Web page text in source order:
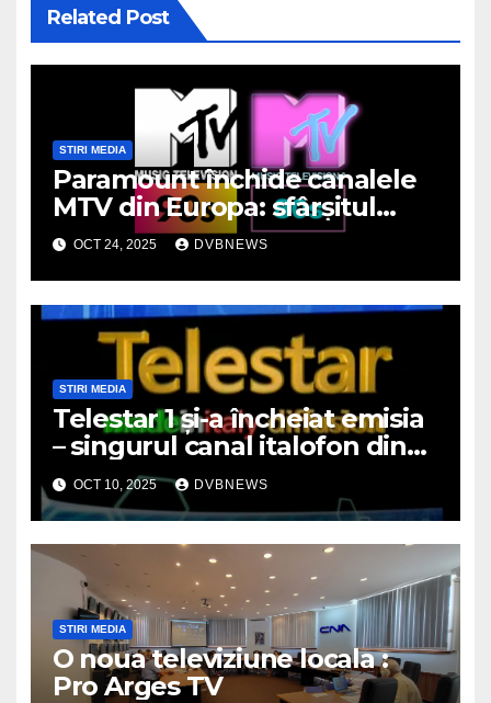
Related Post
STIRI MEDIA
Paramount închide canalele
MTV din Europa: sfârșitul
unei ere muzicale
OCT 24, 2025 DVBNEWS
STIRI MEDIA
Telestar 1 și-a încheiat emisia
– singurul canal italofon din
România a dispărut de pe
micile ecrane
OCT 10, 2025 DVBNEWS
STIRI MEDIA
O noua televiziune locala :
Pro Arges TV